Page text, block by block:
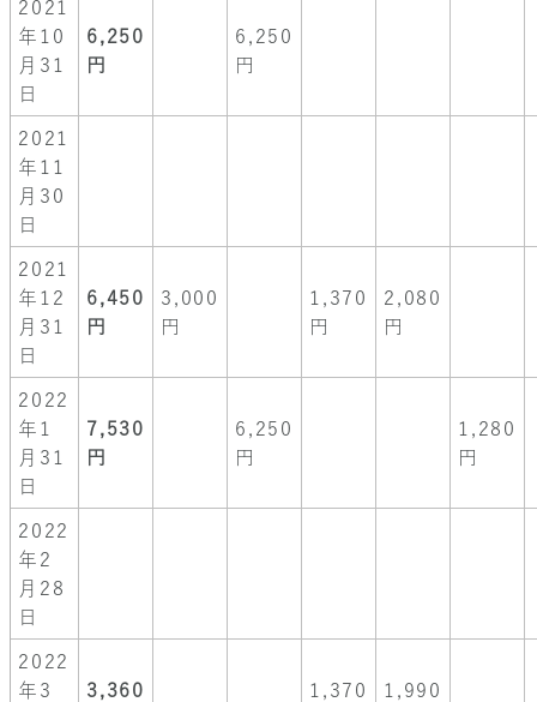
2021
年10
月31
日
6,250
円
6,250
円
2021
年11
月30
日
2021
年12
月31
日
6,450
円
3,000
円
1,370
円
2,080
円
2022
年1
月31
日
7,530
円
6,250
円
1,280
円
2022
年2
月28
日
2022
年3
3,360
1,370
1,990